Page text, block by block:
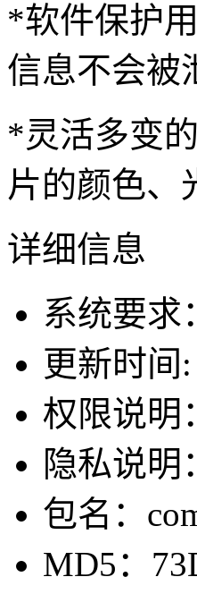
*软件保护
信息不会被
*灵活多变
片的颜色、
详细信息
系统要求
更新时间:
权限说明：
隐私说明：
包名：
MD5：